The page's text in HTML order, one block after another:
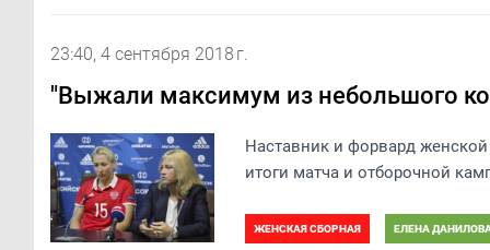
23:40, 4 сентября 2018 г.
"Выжали максимум из небольшого
Наставник и форвард
итоги матча и отборочной
ЖЕНСКАЯ СБОРНАЯ ЕЛЕНА